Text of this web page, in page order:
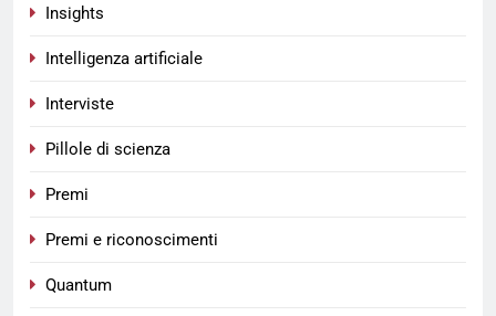
Insights
Intelligenza artificiale
Interviste
Pillole di scienza
Premi
Premi e riconoscimenti
Quantum